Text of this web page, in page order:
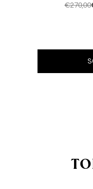
€270,00